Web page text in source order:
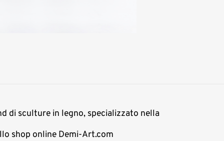
di sculture in legno, specializzato nella
shop online Demi-Art.com